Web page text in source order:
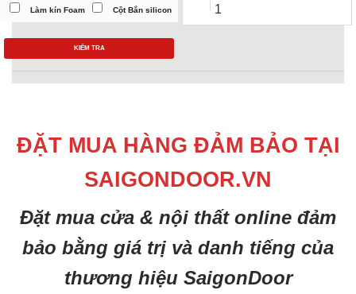
Làm kín Foam Cột Bắn silicon
KIỂM TRA
ĐẶT MUA HÀNG ĐẢM BẢO TẠI
SAIGONDOOR.VN
Đặt mua cửa & nội thất online đảm
bảo bằng giá trị và danh tiếng của
thương hiệu SaigonDoor